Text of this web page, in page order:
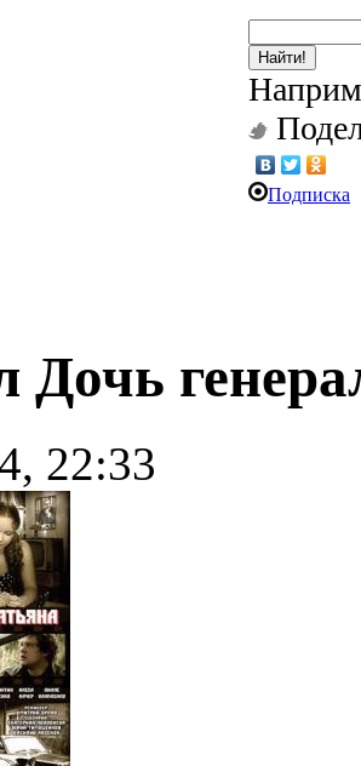
Найти!
Подписка
Дочь
22:33